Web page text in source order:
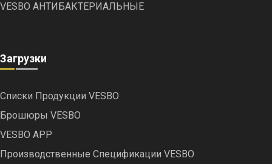
VESBO АНТИБАКТЕРИАЛЬНЫЕ
Загрузки
Списки Продукции VESBO
Брошюры VESBO
VESBO APP
Производственные Спецификации VESBO